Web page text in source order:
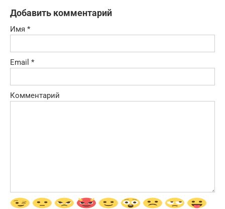
Добавить комментарий
Имя *
Email *
Комментарий